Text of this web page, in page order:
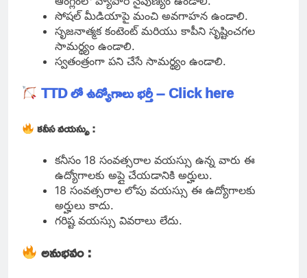
సోషల్ మీడియాపై మంచి అవగాహన ఉండాలి.
సృజనాత్మక కంటెంట్ మరియు కాపీని సృష్టించగల
సామర్థ్యం ఉండాలి.
స్వతంత్రంగా పని చేసే సామర్థ్యం ఉండాలి.
TTD లో ఉద్యోగాలు భర్తీ – Click here
కనీస వయస్సు :
కనీసం 18 సంవత్సరాల వయస్సు ఉన్న వారు ఈ
ఉద్యోగాలకు అప్లై చేయడానికి అర్హులు.
18 సంవత్సరాల లోపు వయస్సు ఈ ఉద్యోగాలకు
అర్హులు కాదు.
గరిష్ట వయస్సు వివరాలు లేదు.
అనుభవం :